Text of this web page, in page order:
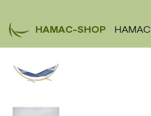
HAMAC-SHOP HAMAC